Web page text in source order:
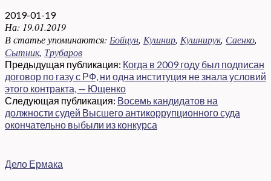
2019-01-19
На: 19.01.2019
В статье упоминаются: Бойцун, Кушнир, Кушнирук, Саенко,
Сытник, Трубаров
Предыдущая публикация: Когда в 2009 году был подписан
договор по газу с РФ, ни одна институция не знала условий
этого контракта, — Ющенко
Следующая публикация: Восемь кандидатов на
должности судей Высшего антикоррупционного суда
окончательно выбыли из конкурса
Дело Ермака